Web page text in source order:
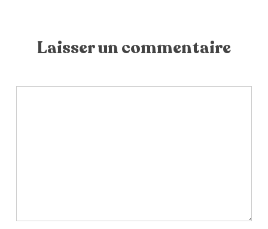
Laisser un commentaire